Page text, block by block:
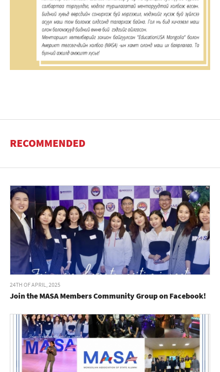
RECOMMENDED
24TH OF APRIL, 2025
Join the MASA Members Community Group on Facebook!